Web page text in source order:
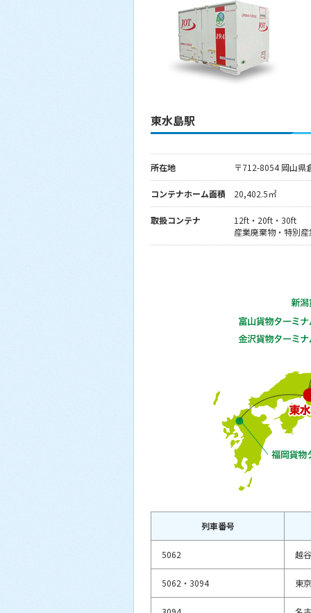
東水島駅
所在地 〒712-8054 岡山県
コンテナホーム面積 20,402.5㎡
取扱コンテナ
12ft・20ft・30ft
産業廃棄物・特別
列車番号
5062 越
5062・3094 東